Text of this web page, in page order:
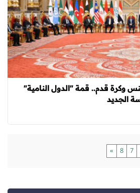
تنس وكرة قدم.. قمة "الدول النامية"
الجديد
7
8
»